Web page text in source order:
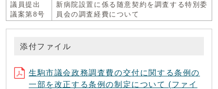
議員提出
議案第8号
新病院設置に係る随意契約を調査する特別委
員会の調査経費について
添付ファイル
生駒市議会政務調査費の交付に関する条例の
一部を改正する条例の制定について (ファイ